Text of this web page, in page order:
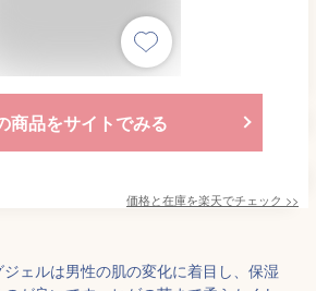
商品をサイトでみる
価格と在庫を楽天でチェック >>
ェルは男性の肌の変化に着目し、保湿